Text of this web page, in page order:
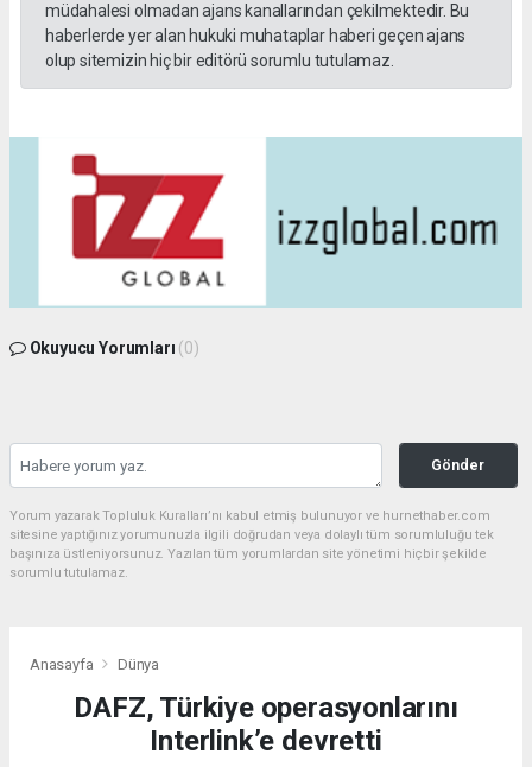
müdahalesi olmadan ajans kanallarından çekilmektedir. Bu
haberlerde yer alan hukuki muhataplar haberi geçen ajans
olup sitemizin hiç bir editörü sorumlu tutulamaz.
Okuyucu Yorumları (0)
Gönder
Yorum yazarak Topluluk Kuralları’nı kabul etmiş bulunuyor ve hurnethaber.com
sitesine yaptığınız yorumunuzla ilgili doğrudan veya dolaylı tüm sorumluluğu tek
başınıza üstleniyorsunuz. Yazılan tüm yorumlardan site yönetimi hiçbir şekilde
sorumlu tutulamaz.
Anasayfa Dünya
DAFZ, Türkiye operasyonlarını
Interlink’e devretti